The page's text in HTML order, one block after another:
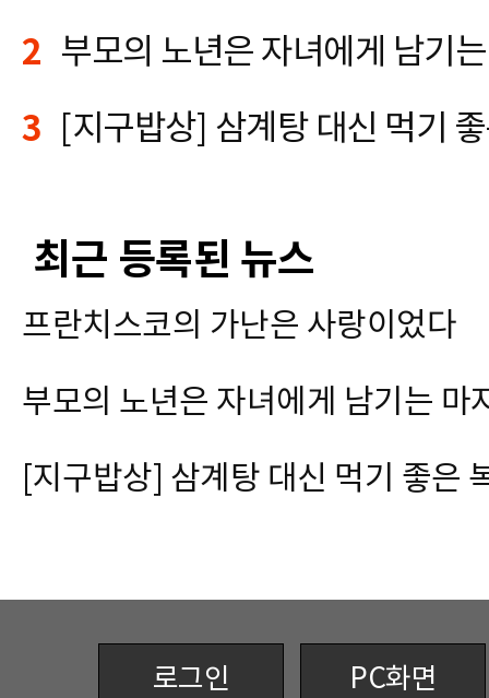
2 부모의 노년은 자녀에게 남기
3 [지구밥상] 삼계탕 대신 먹기
최근 등록된 뉴스
프란치스코의 가난은 사랑이었다
부모의 노년은 자녀에게 남기는 마
[지구밥상] 삼계탕 대신 먹기 좋은
로그인 PC화면